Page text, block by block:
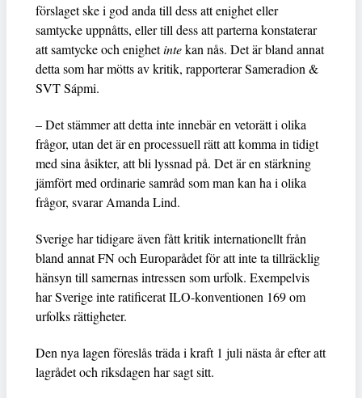
förslaget ske i god anda till dess att enighet eller
samtycke uppnåtts, eller till dess att parterna konstaterar
att samtycke och enighetintekan nås. Det är bland annat
detta som har mötts av kritik, rapporterar Sameradion &
SVT Sápmi.
– Det stämmer att detta inte innebär en vetorätt i olika
frågor, utan det är en processuell rätt att komma in tidigt
med sina åsikter, att bli lyssnad på. Det är en stärkning
jämfört med ordinarie samråd som man kan ha i olika
frågor, svarar Amanda Lind.
Sverige har tidigare även fått kritik internationellt från
bland annat FN och Europarådet för att inte ta tillräcklig
hänsyn till samernas intressen som urfolk. Exempelvis
har Sverige inte ratificerat ILO-konventionen 169 om
urfolks rättigheter.
Den nya lagen föreslås träda i kraft 1 juli nästa år efter att
lagrådet och riksdagen har sagt sitt.